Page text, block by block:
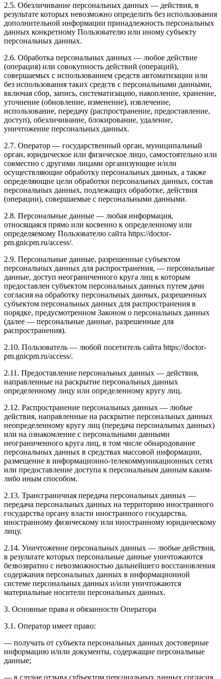
2.5. Обезличивание персональных данных — действия, в
результате которых невозможно определить без использования
дополнительной информации принадлежность персональных
данных конкретному Пользователю или иному субъекту
персональных данных.
2.6. Обработка персональных данных — любое действие
(операция) или совокупность действий (операций),
совершаемых с использованием средств автоматизации или
без использования таких средств с персональными данными,
включая сбор, запись, систематизацию, накопление, хранение,
уточнение (обновление, изменение), извлечение,
использование, передачу (распространение, предоставление,
доступ), обезличивание, блокирование, удаление,
уничтожение персональных данных.
2.7. Оператор — государственный орган, муниципальный
орган, юридическое или физическое лицо, самостоятельно или
совместно с другими лицами организующие и/или
осуществляющие обработку персональных данных, а также
определяющие цели обработки персональных данных, состав
персональных данных, подлежащих обработке, действия
(операции), совершаемые с персональными данными.
2.8. Персональные данные — любая информация,
относящаяся прямо или косвенно к определенному или
определяемому Пользователю сайта https://doctor-
pm.gnicpm.ru/access/.
2.9. Персональные данные, разрешенные субъектом
персональных данных для распространения, — персональные
данные, доступ неограниченного круга лиц к которым
предоставлен субъектом персональных данных путем дачи
согласия на обработку персональных данных, разрешенных
субъектом персональных данных для распространения в
порядке, предусмотренном Законом о персональных данных
(далее — персональные данные, разрешенные для
распространения).
2.10. Пользователь — любой посетитель сайта https://doctor-
pm.gnicpm.ru/access/.
2.11. Предоставление персональных данных — действия,
направленные на раскрытие персональных данных
определенному лицу или определенному кругу лиц.
2.12. Распространение персональных данных — любые
действия, направленные на раскрытие персональных данных
неопределенному кругу лиц (передача персональных данных)
или на ознакомление с персональными данными
неограниченного круга лиц, в том числе обнародование
персональных данных в средствах массовой информации,
размещение в информационно-телекоммуникационных сетях
или предоставление доступа к персональным данным каким-
либо иным способом.
2.13. Трансграничная передача персональных данных —
передача персональных данных на территорию иностранного
государства органу власти иностранного государства,
иностранному физическому или иностранному юридическому
лицу.
2.14. Уничтожение персональных данных — любые действия,
в результате которых персональные данные уничтожаются
безвозвратно с невозможностью дальнейшего восстановления
содержания персональных данных в информационной
системе персональных данных и/или уничтожаются
материальные носители персональных данных.
3. Основные права и обязанности Оператора
3.1. Оператор имеет право:
— получать от субъекта персональных данных достоверные
информацию и/или документы, содержащие персональные
данные;
— в случае отзыва субъектом персональных данных согласия